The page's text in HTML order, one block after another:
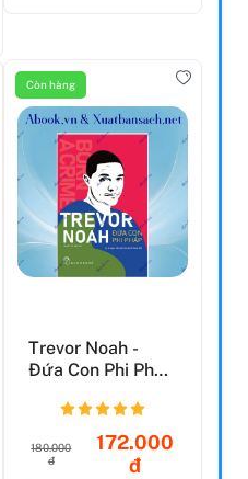
Còn hàng
Trevor Noah -
Đứa Con Phi Pháp
Thời...
180.000
đ
172.000
đ